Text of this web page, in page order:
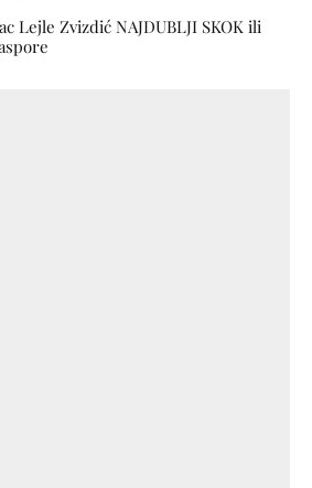
Lejle Zvizdić NAJDUBLJI SKOK ili